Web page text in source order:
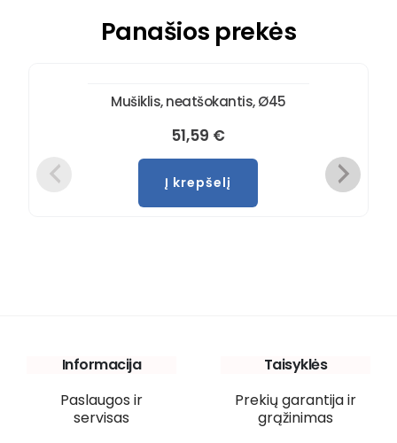
Panašios prekės
Mušiklis, neatšokantis, Ø45
51,59 €
Į krepšelį
Informacija
Paslaugos ir
servisas
Taisyklės
Prekių garantija ir
grąžinimas